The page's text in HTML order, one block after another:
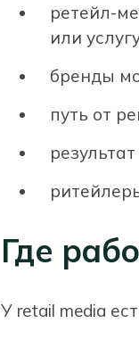
ретейл-
или
бренды
путь от
Где
У retail media